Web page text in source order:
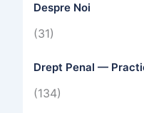
Despre Noi
(31)
Drept Penal —
(134)